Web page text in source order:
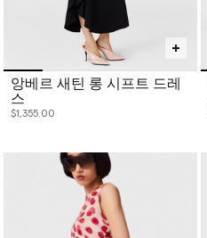
앙베르 새틴 롱 시프트 드레
스
$1,355.00